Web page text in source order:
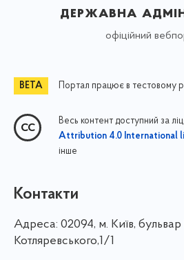
державна
офіційний
Портал працює в тестовому
Весь контент доступний за
Attribution 4.0 International
інше
Контакти
Адреса: 02094, м. Київ, бульвар
Котляревського,1/1